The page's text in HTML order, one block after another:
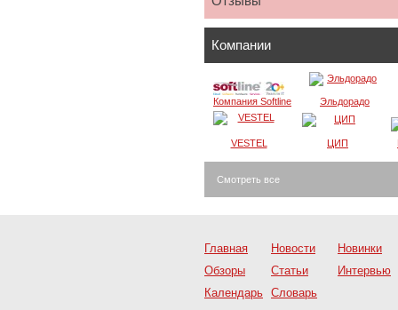
Компании
Компания Softline Эльдорадо
VESTEL ЦИП
Смотреть все
Главная Новости
Новинки
Обзоры
Статьи
Интервью
Календарь Словарь